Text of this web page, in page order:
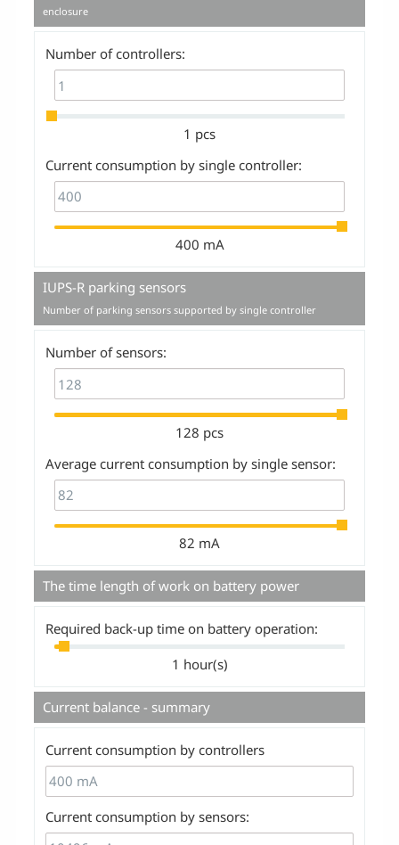
enclosure
Number of controllers:
1 pcs
Current consumption by single controller:
400 mA
IUPS-R parking sensors
Number of parking sensors supported by single controller
Number of sensors:
128 pcs
Average current consumption by single sensor:
82 mA
The time length of work on battery power
Required back-up time on battery operation:
1 hour(s)
Current balance - summary
Current consumption by controllers
Current consumption by sensors: